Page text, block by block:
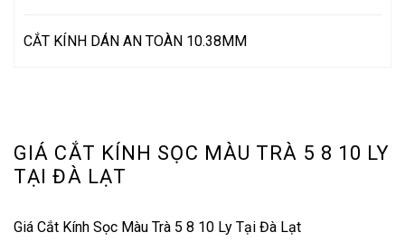
GIÁ CẮT KÍNH SỌC MÀU TRÀ 5 8 10 LY
TẠI ĐÀ LẠT
Giá Cắt Kính Sọc Màu Trà 5 8 10 Ly Tại Đà Lạt
CẮT KÍNH DÁN AN TOÀN 10.38MM